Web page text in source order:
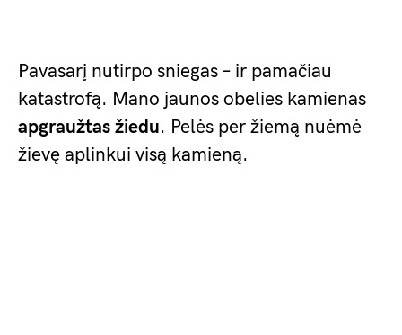
Pavasarį nutirpo sniegas – ir pamačiau
katastrofą. Mano jaunos obelies kamienas
apgraužtas žiedu. Pelės per žiemą nuėmė
žievę aplinkui visą kamieną.